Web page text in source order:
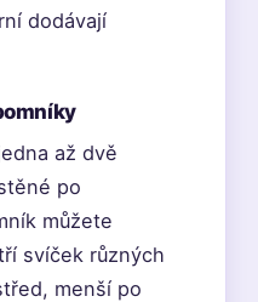
dodávají
až dvě
po
můžete
svíček různých
menší po